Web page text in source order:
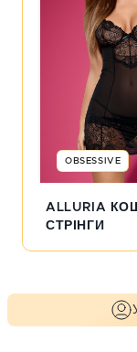
OBSESSIVE
ALLURIA
СТРІНГИ